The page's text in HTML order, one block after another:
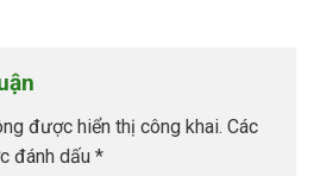
được hiển thị công khai. Các
đánh dấu *